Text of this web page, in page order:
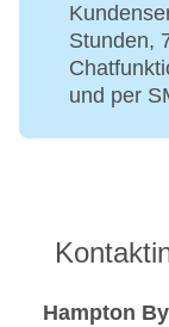
Stunden,
und per
Hampton